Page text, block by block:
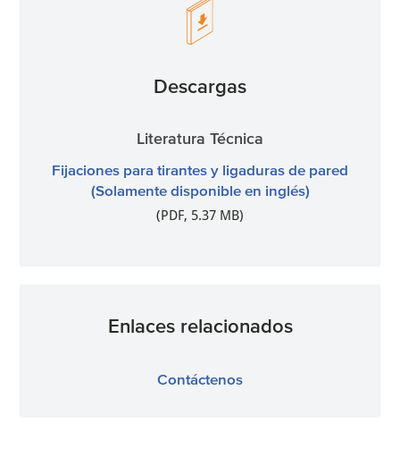
Descargas
Literatura Técnica
Fijaciones para tirantes y ligaduras de pared
(Solamente disponible en inglés)
(PDF, 5.37 MB)
Enlaces relacionados
Contáctenos